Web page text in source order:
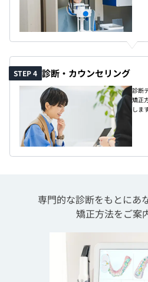
STEP 4 診断・カウンセリング
診断
矯正
しま
専門的な診断をもとにあ
矯正方法をご案